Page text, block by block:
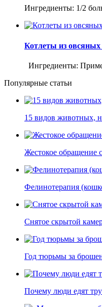
Ингредиенты: 1/2
Котлеты из овсяных
Ингредиенты:
Популярные статьи
15 видов животных,
Жестокое обращение
Фелинотерапия
Снятое скрытой
Год тюрьмы за
Почему люди едят